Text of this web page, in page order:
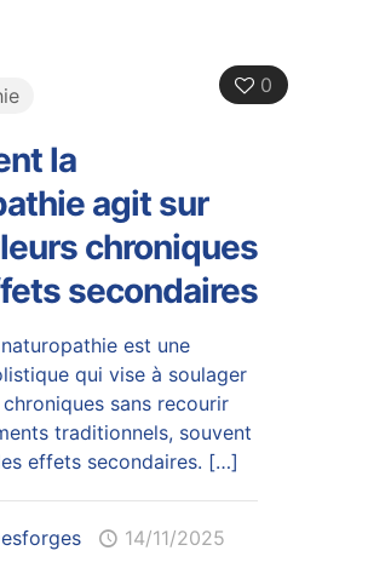
0
la
agit sur
chroniques
secondaires
naturopathie est une
qui vise à soulager
sans recourir
traditionnels, souvent
effets secondaires. […]
14/11/2025